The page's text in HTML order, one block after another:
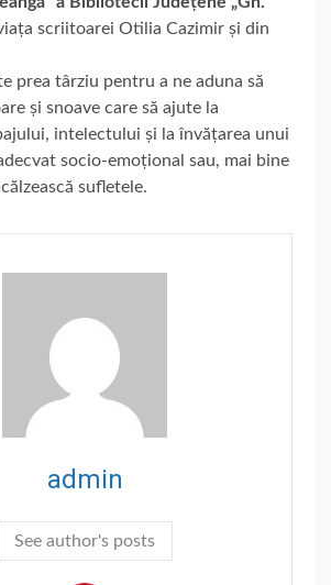
scriitoarei Otilia Cazimir și din
prea târziu pentru a ne aduna să
și snoave care să ajute la
intelectului și la învățarea unui
socio-emoțional sau, mai bine
sufletele.
admin
See author's posts